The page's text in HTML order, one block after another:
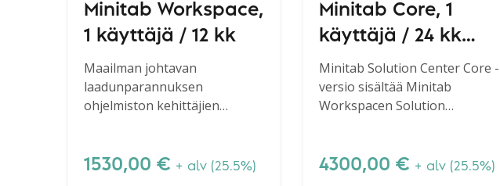
Minitab Workspace,
1 käyttäjä / 12 kk
Maailman johtavan
laadunparannuksen
ohjelmiston kehittäjien
valikoiman tehokkaita
1530,00 € + alv (25.5%)
Minitab Core, 1
käyttäjä / 24 kk
(Solution Center
Core)
Minitab Solution Center Core -
versio sisältää Minitab
Workspacen Solution
4300,00 € + alv (25.5%)